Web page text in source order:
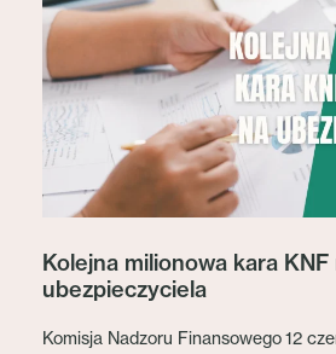
Kolejna milionowa kara KNF
ubezpieczyciela
Komisja Nadzoru Finansowego 12